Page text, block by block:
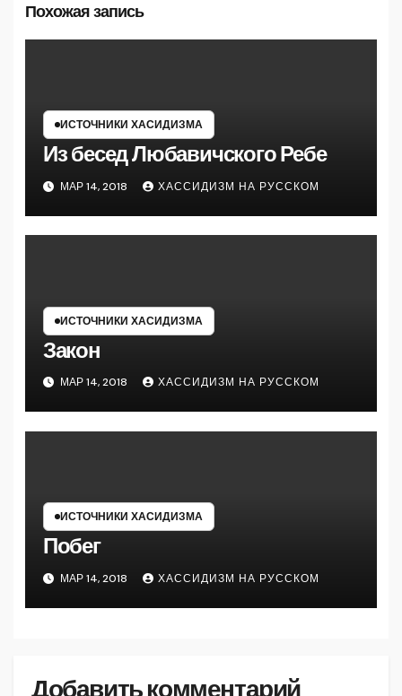
Похожая запись
ИСТОЧНИКИ ХАСИДИЗМА
Из бесед Любавичского Ребе
МАР 14, 2018 ХАССИДИЗМ НА РУССКОМ
ИСТОЧНИКИ ХАСИДИЗМА
Закон
МАР 14, 2018 ХАССИДИЗМ НА РУССКОМ
ИСТОЧНИКИ ХАСИДИЗМА
Побег
МАР 14, 2018 ХАССИДИЗМ НА РУССКОМ
Добавить комментарий